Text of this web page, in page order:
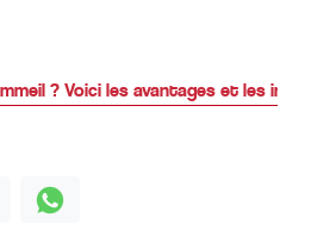
? Voici les avantages et les